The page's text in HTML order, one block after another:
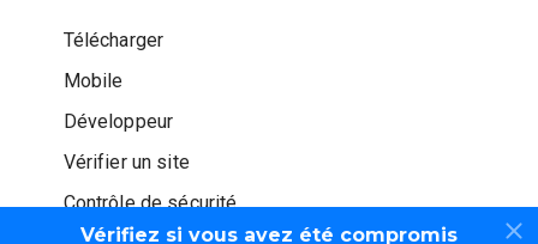
Vérifiez si vous avez été compromis
Télécharger
Mobile
Développeur
Vérifier un site
Contrôle de sécurité